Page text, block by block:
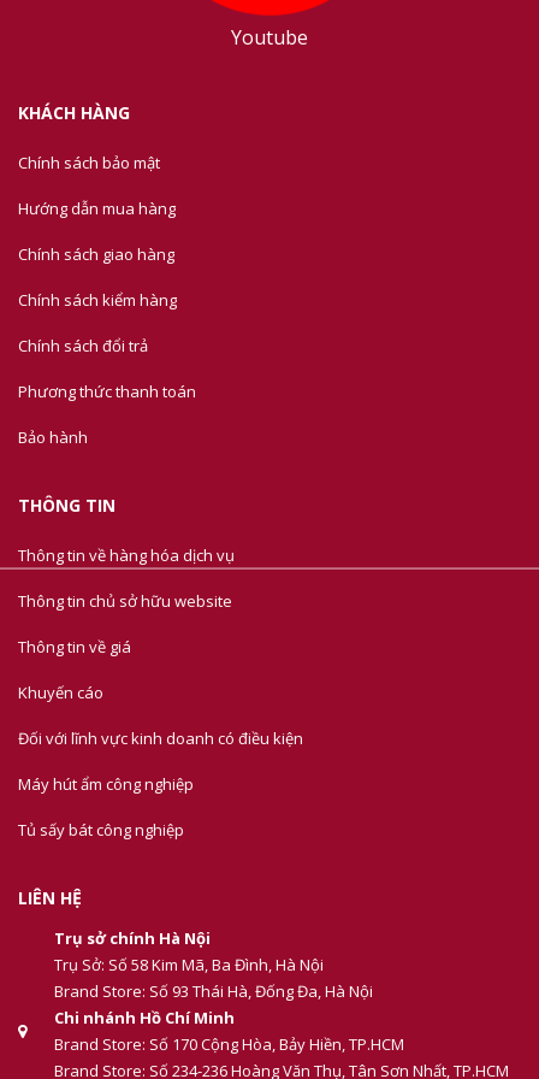
Youtube
KHÁCH HÀNG
Chính sách bảo mật
Hướng dẫn mua hàng
Chính sách giao hàng
Chính sách kiểm hàng
Chính sách đổi trả
Phương thức thanh toán
Bảo hành
THÔNG TIN
Thông tin về hàng hóa dịch vụ
Thông tin chủ sở hữu website
Thông tin về giá
Khuyến cáo
Đối với lĩnh vực kinh doanh có điều kiện
Máy hút ẩm công nghiệp
Tủ sấy bát công nghiệp
LIÊN HỆ
Trụ sở chính Hà Nội
Trụ Sở: Số 58 Kim Mã, Ba Đình, Hà Nội
Brand Store: Số 93 Thái Hà, Đống Đa, Hà Nội
Chi nhánh Hồ Chí Minh
Brand Store: Số 170 Cộng Hòa, Bảy Hiền, TP.HCM
Brand Store: Số 234-236 Hoàng Văn Thụ, Tân Sơn Nhất, TP.HCM